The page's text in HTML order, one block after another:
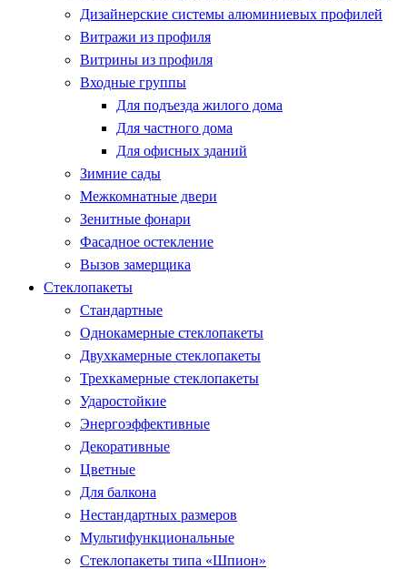
Дизайнерские системы алюминиевых профилей
Витражи из профиля
Витрины из профиля
Входные группы
Для подъезда жилого дома
Для частного дома
Для офисных зданий
Зимние сады
Межкомнатные двери
Зенитные фонари
Фасадное остекление
Вызов замерщика
Стеклопакеты
Стандартные
Однокамерные стеклопакеты
Двухкамерные стеклопакеты
Трехкамерные стеклопакеты
Ударостойкие
Энергоэффективные
Декоративные
Цветные
Для балкона
Нестандартных размеров
Мультифункциональные
Стеклопакеты типа «Шпион»